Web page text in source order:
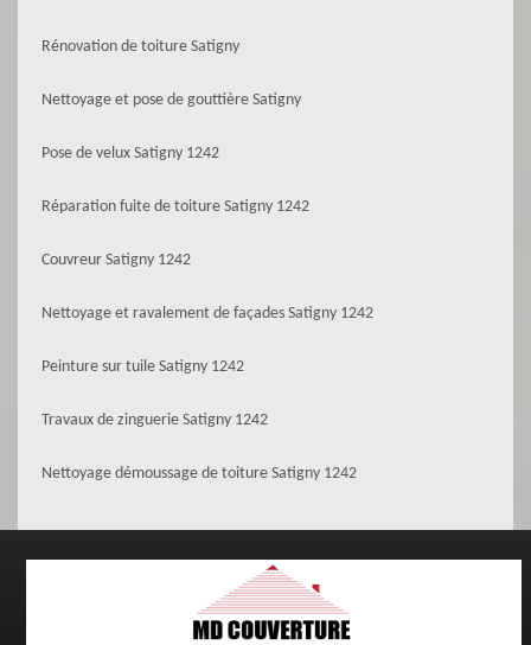
Rénovation de toiture Satigny
Nettoyage et pose de gouttière Satigny
Pose de velux Satigny 1242
Réparation fuite de toiture Satigny 1242
Couvreur Satigny 1242
Nettoyage et ravalement de façades Satigny 1242
Peinture sur tuile Satigny 1242
Travaux de zinguerie Satigny 1242
Nettoyage démoussage de toiture Satigny 1242